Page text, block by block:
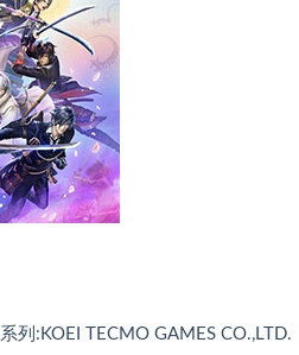
列:KOEI TECMO GAMES CO.,LTD.